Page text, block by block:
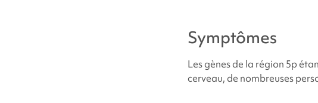
Où puis-je trouver du
Sources et références
Symptômes
Les gènes de la région 5p
cerveau, de nombreuses